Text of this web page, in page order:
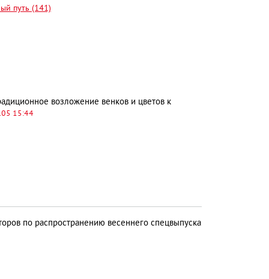
путь (141)
возложение венков и цветов к
15:44
по распространению весеннего спецвыпуска